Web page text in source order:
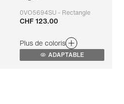
0VO5694SU - Rectangle
Adaptable
CHF 123.00
Plus de coloris
ADAPTABLE